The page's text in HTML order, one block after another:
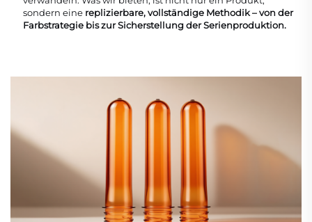
sondern eine replizierbare, vollständige Methodik – von der
Farbstrategie bis zur Sicherstellung der Serienproduktion.